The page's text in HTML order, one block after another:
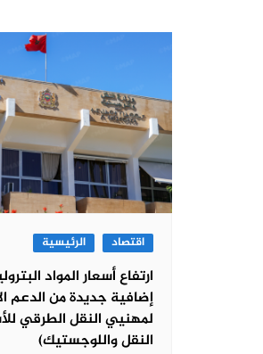
اقتصاد الرئيسية
ارتفاع أسعار المواد
إضافية جديدة من الدعم
لمهنيي النقل الطرقي
النقل واللوجستيك)